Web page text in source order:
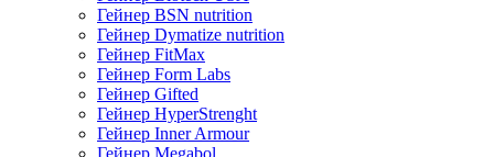
Гейнер BSN nutrition
Гейнер Dymatize nutrition
Гейнер FitMax
Гейнер Form Labs
Гейнер Gifted
Гейнер HyperStrenght
Гейнер Inner Armour
Гейнер Megabol